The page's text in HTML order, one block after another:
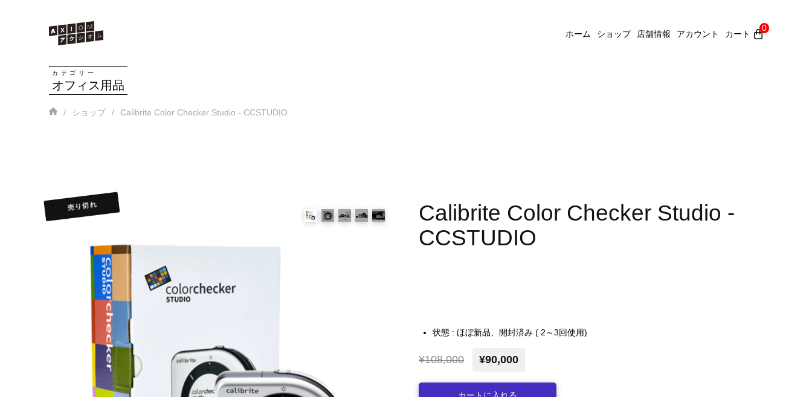
ホーム ショップ 店舗情報 アカウント カート
0
カテゴリー
オフィス用品
Home
/ ショップ / Calibrite Color Checker Studio - CCSTUDIO
売り切れ
Calibrite Color Checker Studio -
CCSTUDIO
状態 : ほぼ新品、開封済み ( 2～3回使用)
¥108,000 ¥90,000
カートに入れる